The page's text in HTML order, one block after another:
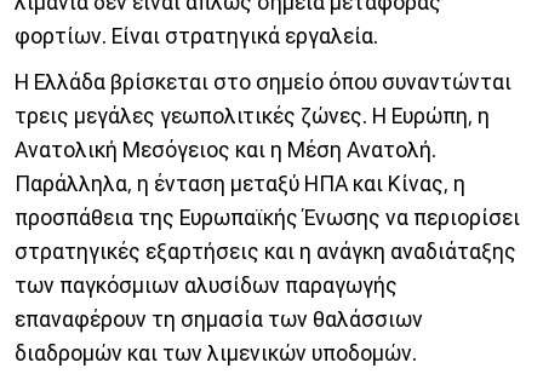
φορτίων. Είναι στρατηγικά εργαλεία.
Η Ελλάδα βρίσκεται στο σημείο όπου συναντώνται
τρεις μεγάλες γεωπολιτικές ζώνες. Η Ευρώπη, η
Ανατολική Μεσόγειος και η Μέση Ανατολή.
Παράλληλα, η ένταση μεταξύ ΗΠΑ και Κίνας, η
προσπάθεια της Ευρωπαϊκής Ένωσης να περιορίσει
στρατηγικές εξαρτήσεις και η ανάγκη αναδιάταξης
των παγκόσμιων αλυσίδων παραγωγής
επαναφέρουν τη σημασία των θαλάσσιων
διαδρομών και των λιμενικών υποδομών.